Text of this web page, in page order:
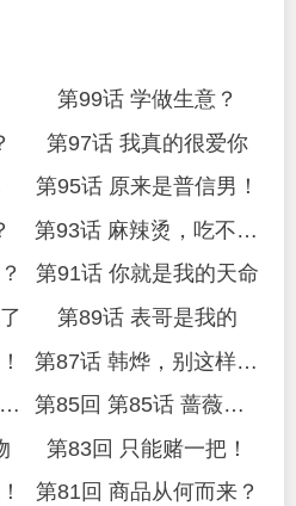
第99话 学做生意？
第97话 我真的很爱你
第95话 原来是普信男！
第93话 麻辣烫，吃不吃？
第91话 你就是我的天命
第89话 表哥是我的
第87话 韩烨，别这样……
第86回 你究竟做了什么！
第85回 第85话 蔷薇不见了？！
第83回 只能赌一把！
第81回 商品从何而来？